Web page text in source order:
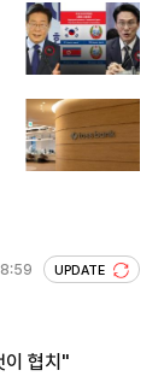
UPDATE
협치"